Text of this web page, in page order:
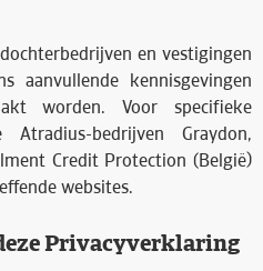
en vestigingen
aanvullende kennisgevingen
worden. Voor specifieke
bedrijven Graydon,
Credit Protection (België)
websites.
Privacyverklaring